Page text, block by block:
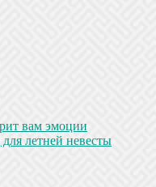
вам эмоции
летней невесты